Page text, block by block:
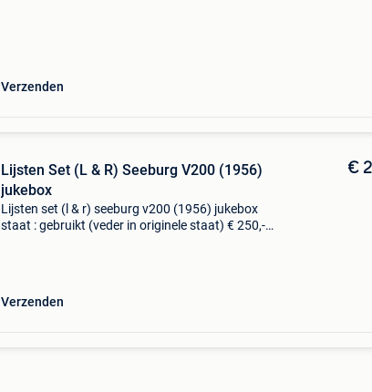
Verzenden
Lijsten Set (L & R) Seeburg V200 (1956)
jukebox
Lijsten set (l & r) seeburg v200 (1956) jukebox
staat : gebruikt (veder in originele staat) € 250,-
Verzenden
€